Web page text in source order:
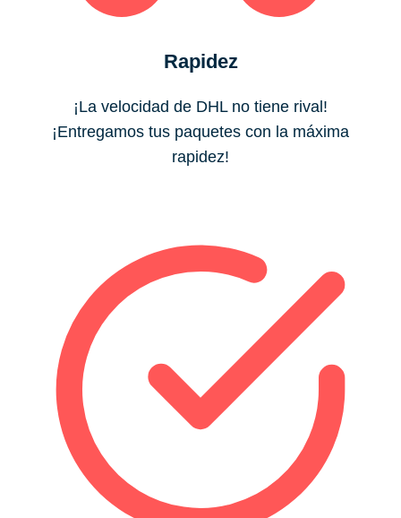
Rapidez
¡La velocidad de DHL no tiene rival!
¡Entregamos tus paquetes con la máxima
rapidez!